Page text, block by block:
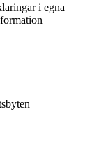
i egna